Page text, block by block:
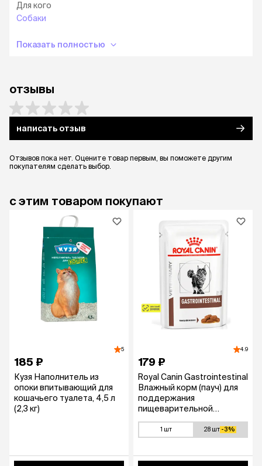
Для кого
Собаки
Показать полностью
отзывы
написать отзыв
Отзывов пока нет. Оцените товар первым, вы поможете другим
покупателям сделать выбор.
с этим товаром покупают
5
185 ₽
Кузя Наполнитель из
опоки впитывающий для
кошачьего туалета, 4,5 л
(2,3 кг)
4.9
179 ₽
Royal Canin Gastrointestinal
Влажный корм (пауч) для
поддержания
пищеварительной
1 шт 28 шт -3%